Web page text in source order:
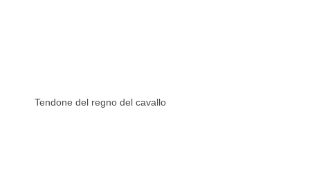
Tendone del regno del cavallo